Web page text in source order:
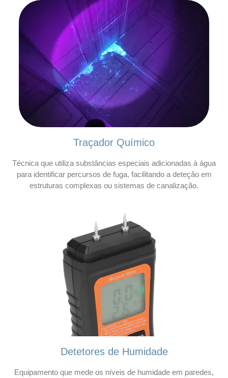
Traçador Químico
Técnica que utiliza substâncias especiais adicionadas à água
para identificar percursos de fuga, facilitando a deteção em
estruturas complexas ou sistemas de canalização.
Detetores de Humidade
Equipamento que mede os níveis de humidade em paredes,